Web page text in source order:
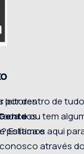
leitores
dos
política e
por dentro de
ou tem
Estamos aqui
através